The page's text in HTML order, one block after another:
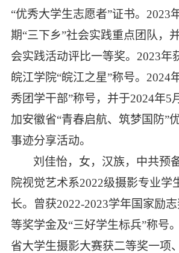
“优秀大学生志愿者”证书。 2023
期“三下乡”社会实践重点团队，
会实践活动评比一等奖。 2023年
皖江学院“皖江之星”称号。 2024
秀团学干部”称号，并于2024年5
加安徽省“青春启航、筑梦国防”
事迹分享活动。
刘佳怡，女，汉族，中共预
院视觉艺术系2022级摄影专业学
长。曾获2022-2023学年国家励
等奖学金及“三好学生标兵”称号
省大学生摄影大赛获二等奖一项